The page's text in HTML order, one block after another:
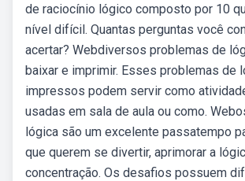
de raciocínio lógico composto por 10
nível difícil. Quantas perguntas você
acertar? Webdiversos problemas de
baixar e imprimir. Esses problemas de
impressos podem servir como
usadas em sala de aula ou como.
lógica são um excelente passatempo
que querem se divertir, aprimorar a
concentração. Os desafios possuem